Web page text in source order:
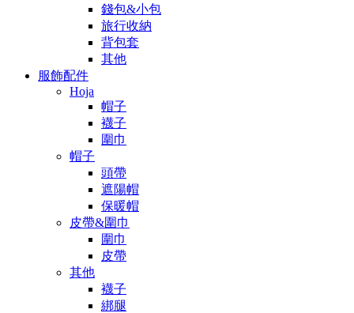
錢包&小包
旅行收納
背包套
其他
服飾配件
Hoja
帽子
襪子
圍巾
帽子
頭帶
遮陽帽
保暖帽
皮帶&圍巾
圍巾
皮帶
其他
襪子
綁腿